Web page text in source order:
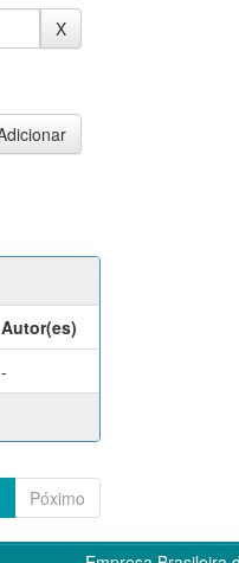
Autor(es)
-
Póximo